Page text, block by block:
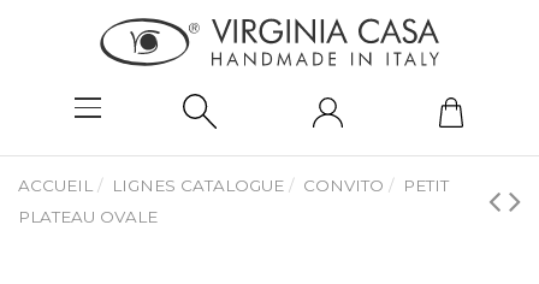
ACCUEIL LIGNES CATALOGUE CONVITO
PETIT
PLATEAU OVALE